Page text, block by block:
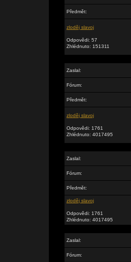
Předmět:
zloděj slavoj
Odpovědi: 57
Zhlédnuto: 151311
Zaslal:
Fórum:
Předmět:
zloděj slavoj
Odpovědi: 1761
Zhlédnuto: 4017495
Zaslal:
Fórum:
Předmět:
zloděj slavoj
Odpovědi: 1761
Zhlédnuto: 4017495
Zaslal:
Fórum: